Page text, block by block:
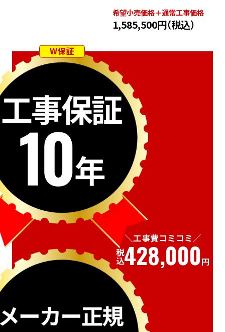
希望⼩売価格＋通常⼯事価格
1,585,500円（税込）
W保証
工事費コミコミ
税込428,000円